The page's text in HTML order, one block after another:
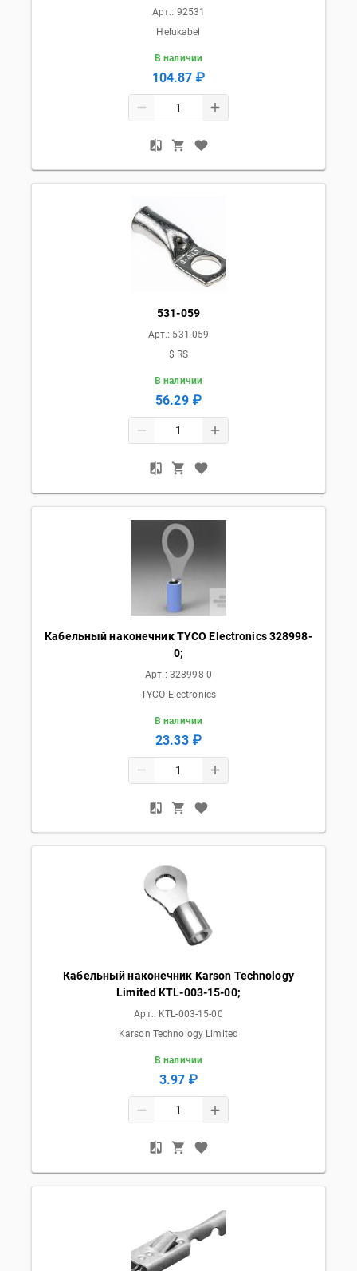
Арт.: 92531
Helukabel
В наличии
104.87 ₽
531-059
Арт.: 531-059
$ RS
В наличии
56.29 ₽
Кабельный наконечник TYCO Electronics 328998-
0;
Арт.: 328998-0
TYCO Electronics
В наличии
23.33 ₽
Кабельный наконечник Karson Technology
Limited KTL-003-15-00;
Арт.: KTL-003-15-00
Karson Technology Limited
В наличии
3.97 ₽